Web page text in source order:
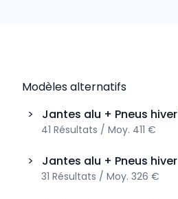
Modèles alternatifs
>
Jantes alu + Pneus hiver
41 Résultats / Moy. 411 €
> Jantes alu + Pneus hiver
31 Résultats / Moy. 326 €